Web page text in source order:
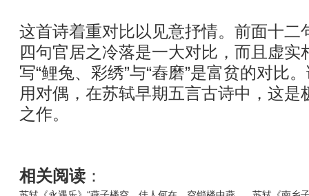
这首诗着重对比以见意抒情。前面十二
四句官居之冷落是一大对比，而且虚
写“鲤兔、彩绣”与“舂磨”是富贫的对比
用对偶，在苏轼早期五言古诗中，这是
之作。
相关阅读 ：